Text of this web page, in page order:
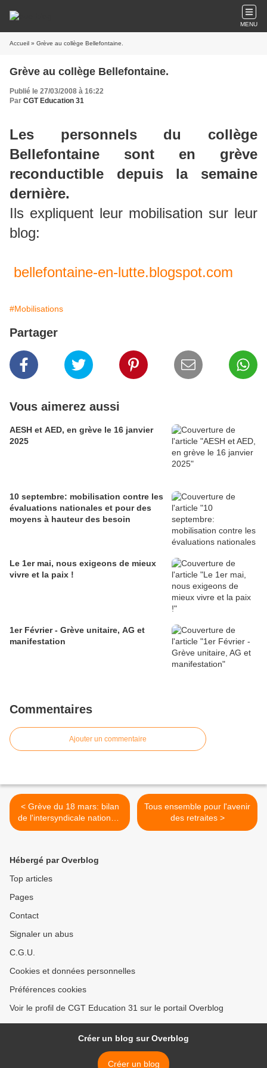
MENU
Accueil » Grève au collège Bellefontaine.
Grève au collège Bellefontaine.
Publié le 27/03/2008 à 16:22
Par CGT Education 31
Les personnels du collège
Bellefontaine sont en grève
reconductible depuis la semaine
dernière.
Ils expliquent leur mobilisation sur leur
blog:
bellefontaine-en-lutte.blogspot.com
#Mobilisations
Partager
Vous aimerez aussi
AESH et AED, en grève le 16 janvier
2025
10 septembre: mobilisation contre les
évaluations nationales et pour des
moyens à hauteur des besoin
Le 1er mai, nous exigeons de mieux
vivre et la paix !
1er Février - Grève unitaire, AG et
manifestation
Commentaires
Ajouter un commentaire
< Grève du 18 mars: bilan
de l'intersyndicale nationale
CGT, FSU, SUD et FO
Tous ensemble pour l'avenir
des retraites >
Hébergé par Overblog
Top articles
Pages
Contact
Signaler un abus
C.G.U.
Cookies et données personnelles
Préférences cookies
Voir le profil de CGT Education 31 sur le portail Overblog
Créer un blog sur Overblog
Créer un blog